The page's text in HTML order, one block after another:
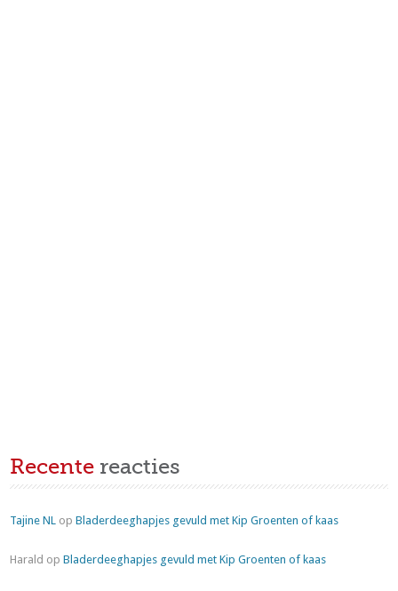
Recente reacties
Tajine NL opBladerdeeghapjes gevuld met Kip Groenten of kaas
Harald opBladerdeeghapjes gevuld met Kip Groenten of kaas